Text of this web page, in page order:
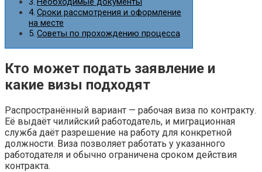
Сроки рассмотрения и оформление
на месте
Советы по прохождению процесса
Кто может подать заявление и
какие визы подходят
Распространённый вариант — рабочая виза по контракту.
Её выдаёт чилийский работодатель, и миграционная
служба даёт разрешение на работу для конкретной
должности. Виза позволяет работать у указанного
работодателя и обычно ограничена сроком действия
контракта.